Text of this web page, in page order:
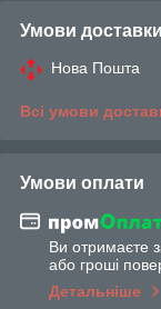
Умови доставки
Нова Пошта
Всі умови
Умови оплати
Ви отримаєте
або гроші
Детальніше